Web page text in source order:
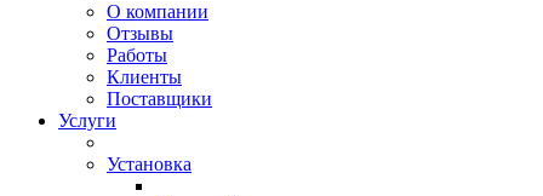
О компании
Отзывы
Работы
Клиенты
Поставщики
Услуги
Установка